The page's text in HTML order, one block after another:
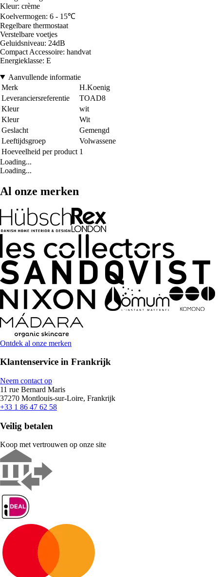
Kleur: crème
Koelvermogen: 6 - 15℃
Regelbare thermostaat
Verstelbare voetjes
Geluidsniveau: 24dB
Compact Accessoire: handvat
Energieklasse: E
Aanvullende informatie
Merk
H.Koenig
Leveranciersreferentie
TOAD8
Kleur
wit
Kleur
Wit
Geslacht
Gemengd
Leeftijdsgroep
Volwassene
Hoeveelheid per product 1
Loading...
Loading...
Al onze merken
Ontdek al onze merken
Klantenservice in Frankrijk
Neem contact op
11 rue Bernard Maris
37270 Montlouis-sur-Loire, Frankrijk
+33 1 86 47 62 58
Veilig betalen
Koop met vertrouwen op onze site